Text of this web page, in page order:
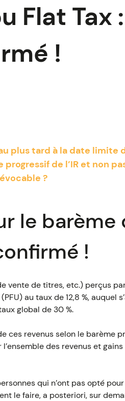
Flat Tax
!
plus tard à la date limite
de l’IR et non
?
le barème
!
vente de titres, etc.) perçus
au taux de 12,8 %, auquel
global de 30 %.
ces revenus selon le barème
des revenus et
qui n’ont pas opté pour
le faire, a posteriori, sur